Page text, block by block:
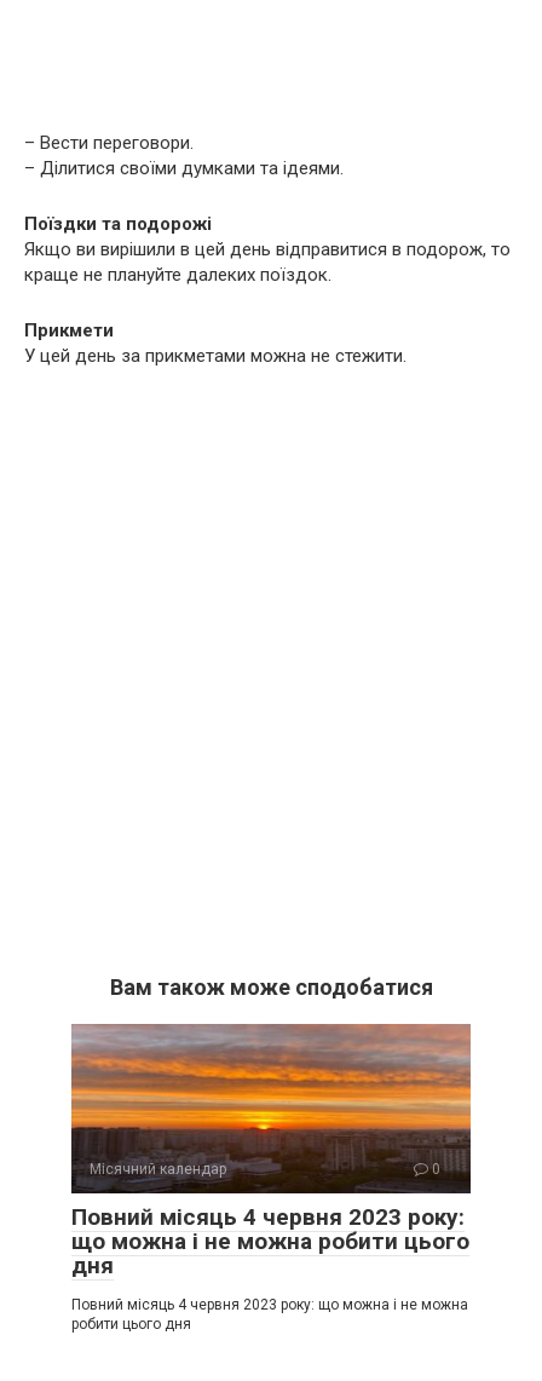
– Вести переговори.
– Ділитися своїми думками та ідеями.
Поїздки та подорожі
Якщо ви вирішили в цей день відправитися в подорож, то
краще не плануйте далеких поїздок.
Прикмети
У цей день за прикметами можна не стежити.
Вам також може сподобатися
Місячний календар 0
Повний місяць 4 червня 2023 року:
що можна і не можна робити цього
дня
Повний місяць 4 червня 2023 року: що можна і не можна
робити цього дня